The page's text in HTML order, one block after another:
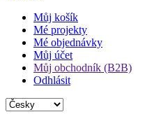
Můj košík
Mé projekty
Mé objednávky
Můj účet
Můj obchodník (B2B)
Odhlásit